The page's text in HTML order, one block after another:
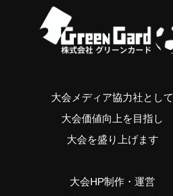
大会メディア協力社として
大会価値向上を目指し
大会を盛り上げます
大会HP制作・運営